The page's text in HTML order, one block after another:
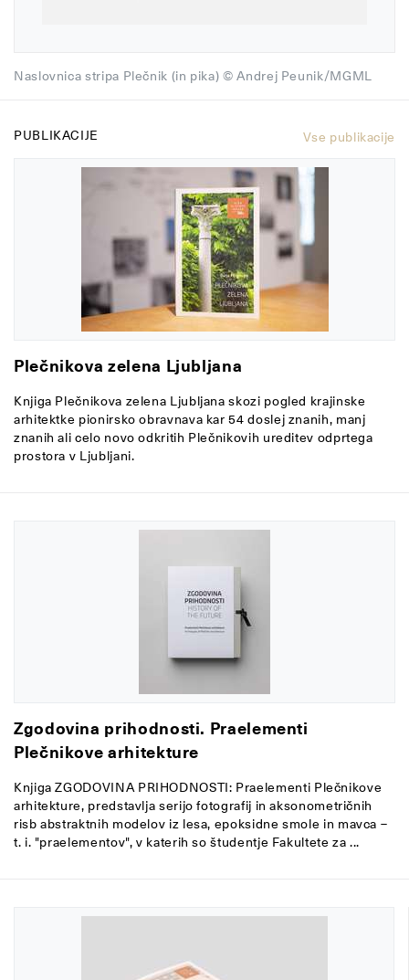
Naslovnica stripa Plečnik (in pika) © Andrej Peunik/MGML
Vse publikacije
PUBLIKACIJE
Plečnikova zelena Ljubljana
Knjiga Plečnikova zelena Ljubljana skozi pogled krajinske
arhitektke pionirsko obravnava kar 54 doslej znanih, manj
znanih ali celo novo odkritih Plečnikovih ureditev odprtega
prostora v Ljubljani.
Zgodovina prihodnosti. Praelementi
Plečnikove arhitekture
Knjiga ZGODOVINA PRIHODNOSTI: Praelementi Plečnikove
arhitekture, predstavlja serijo fotografij in aksonometričnih
risb abstraktnih modelov iz lesa, epoksidne smole in mavca –
t. i. "praelementov", v katerih so študentje Fakultete za ...